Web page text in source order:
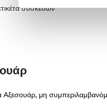
συσκευών
Αξεσουάρ, μη